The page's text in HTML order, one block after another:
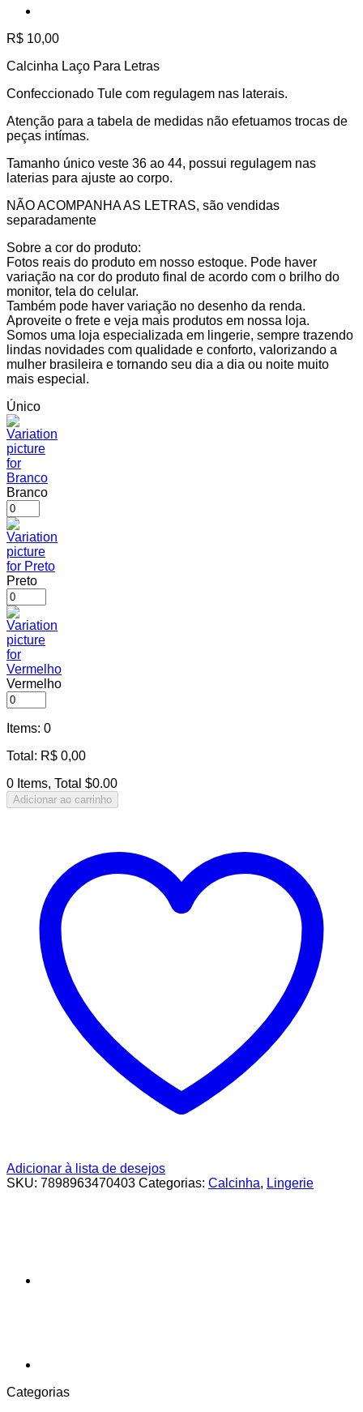
R$ 10,00
Calcinha Laço Para Letras
Confeccionado Tule com regulagem nas laterais.
Atenção para a tabela de medidas não efetuamos trocas de
peças intímas.
Tamanho único veste 36 ao 44, possui regulagem nas
laterias para ajuste ao corpo.
NÃO ACOMPANHA AS LETRAS, são vendidas
separadamente
Sobre a cor do produto:
Fotos reais do produto em nosso estoque. Pode haver
variação na cor do produto final de acordo com o brilho do
monitor, tela do celular.
Também pode haver variação no desenho da renda.
Aproveite o frete e veja mais produtos em nossa loja.
Somos uma loja especializada em lingerie, sempre trazendo
lindas novidades com qualidade e conforto, valorizando a
mulher brasileira e tornando seu dia a dia ou noite muito
mais especial.
Único
Branco
Preto
Vermelho
Items: 0
Total : R$ 0,00
0 Items, Total $0.00
Adicionar ao carrinho
Adicionar à lista de desejos
SKU: 7898963470403 Categorias: Calcinha, Lingerie
Categorias